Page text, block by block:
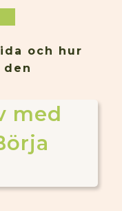
och hur
den
med